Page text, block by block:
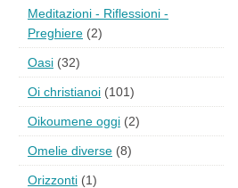
Meditazioni - Riflessioni -
Preghiere (2)
Oasi (32)
Oi christianoi (101)
Oikoumene oggi (2)
Omelie diverse (8)
Orizzonti (1)